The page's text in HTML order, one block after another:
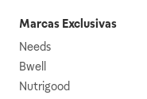
Marcas Exclusivas
Needs
Bwell
Nutrigood